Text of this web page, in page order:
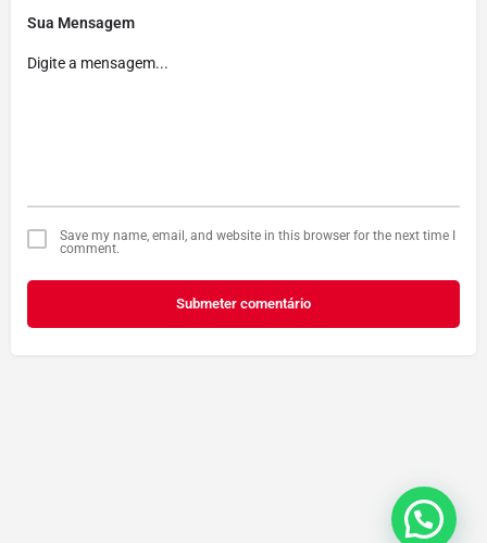
Sua Mensagem
Save my name, email, and website in this browser for the next time I
comment.
Submeter comentário